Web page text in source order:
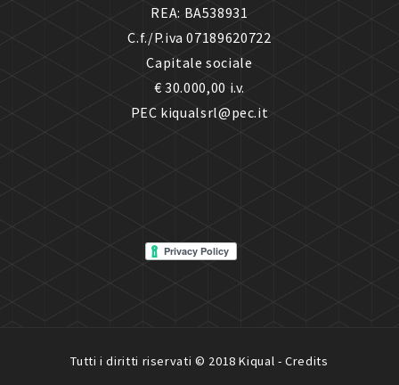
REA: BA538931
C.f./P.iva 07189620722
Capitale sociale
€ 30.000,00 i.v.
PEC kiqualsrl@pec.it
Tutti i diritti riservati © 2018 Kiqual -Credits